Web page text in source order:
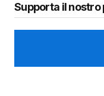
Supporta il